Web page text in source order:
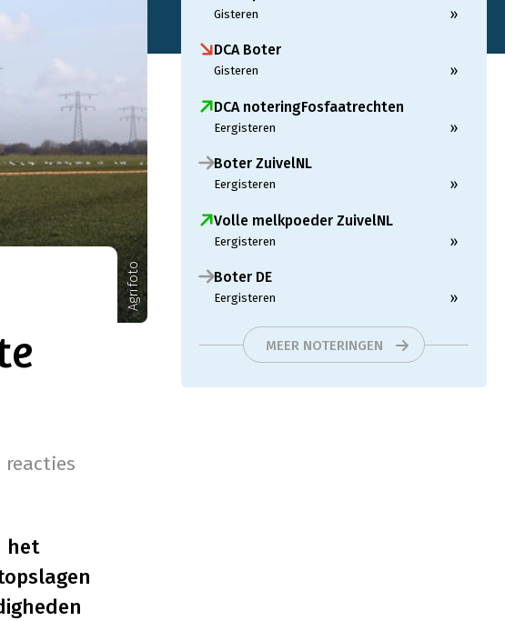
Agrifoto
reacties
het
Gisteren »
DCA Boter
Gisteren »
DCA noteringFosfaatrechten
Eergisteren »
Boter ZuivelNL
Eergisteren »
Volle melkpoeder ZuivelNL
Eergisteren »
Boter DE
Eergisteren »
MEER NOTERINGEN